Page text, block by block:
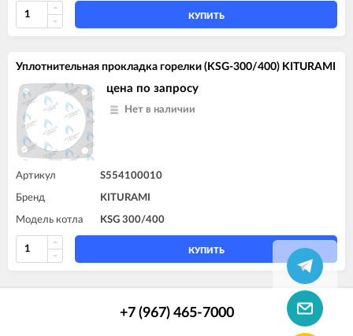
КУПИТЬ
Уплотнительная прокладка горелки (KSG-300/400) KITURAMI
цена по запросу
Нет в наличии
Артикул S554100010
Бренд KITURAMI
Модель котла KSG 300/400
КУПИТЬ
+7 (967) 465-7000